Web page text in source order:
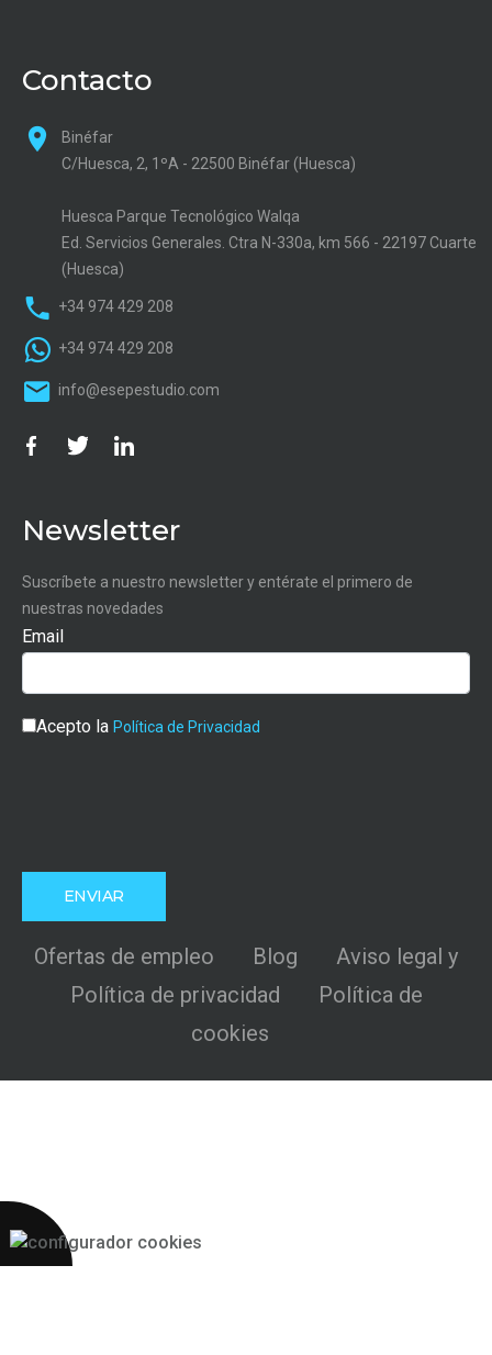
Contacto
Binéfar
C/Huesca, 2, 1ºA - 22500 Binéfar (Huesca)
Huesca Parque Tecnológico Walqa
Ed. Servicios Generales. Ctra N-330a, km 566 - 22197 Cuarte
(Huesca)
+34 974 429 208
+34 974 429 208
info@esepestudio.com
Newsletter
Suscríbete a nuestro newsletter y entérate el primero de
nuestras novedades
Email
Acepto la Política de Privacidad
Ofertas de empleo Blog
Aviso legal y
Política de privacidad
Política de
cookies